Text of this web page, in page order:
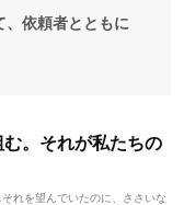
、依頼者とともに
。それが私たちの
れを望んでいたのに、ささいな